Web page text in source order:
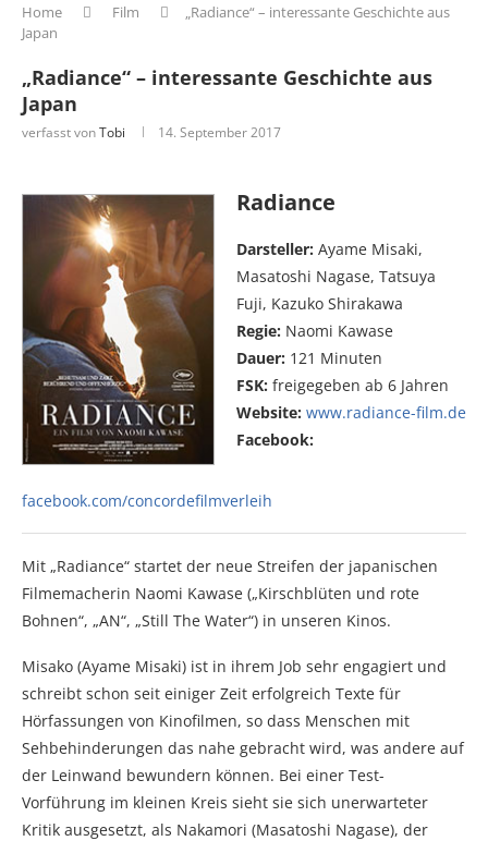
Home Film
„Radiance“ – interessante Geschichte aus
Japan
„Radiance“ – interessante Geschichte aus
Japan
verfasst vonTobi 14. September 2017
Radiance
Darsteller: Ayame Misaki,
Masatoshi Nagase, Tatsuya
Fuji, Kazuko Shirakawa
Regie: Naomi Kawase
Dauer: 121 Minuten
FSK: freigegeben ab 6 Jahren
Website: www.radiance-film.de
Facebook:
facebook.com/concordefilmverleih
Mit „Radiance“ startet der neue Streifen der japanischen
Filmemacherin Naomi Kawase („Kirschblüten und rote
Bohnen“, „AN“, „Still The Water“) in unseren Kinos.
Misako (Ayame Misaki) ist in ihrem Job sehr engagiert und
schreibt schon seit einiger Zeit erfolgreich Texte für
Hörfassungen von Kinofilmen, so dass Menschen mit
Sehbehinderungen das nahe gebracht wird, was andere auf
der Leinwand bewundern können. Bei einer Test-
Vorführung im kleinen Kreis sieht sie sich unerwarteter
Kritik ausgesetzt, als Nakamori (Masatoshi Nagase), der